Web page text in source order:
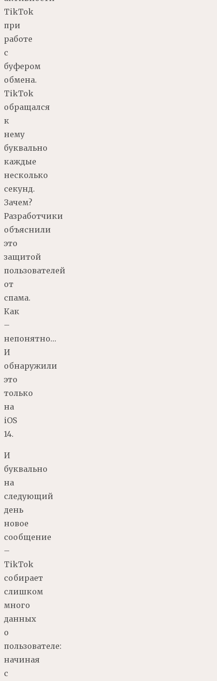
TikTok
при
работе
с
буфером
обмена.
TikTok
обращался
к
нему
буквально
каждые
несколько
секунд.
Зачем?
Разработчики
объяснили
это
защитой
пользователей
от
спама.
Как
–
непонятно…
И
обнаружили
это
только
на
iOS
14.
И
буквально
на
следующий
день
новое
сообщение
–
TikTok
собирает
слишком
много
данных
о
пользователе:
начиная
с